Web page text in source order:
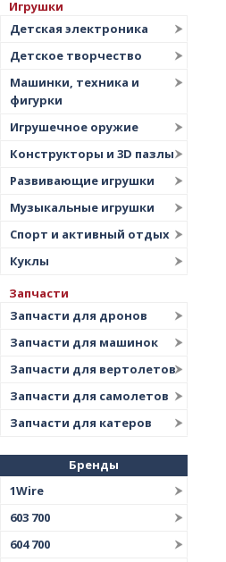
Игрушки
Детская электроника
Детское творчество
Машинки, техника и
фигурки
Игрушечное оружие
Конструкторы и 3D пазлы
Развивающие игрушки
Музыкальные игрушки
Спорт и активный отдых
Куклы
Запчасти
Запчасти для дронов
Запчасти для машинок
Запчасти для вертолетов
Запчасти для самолетов
Запчасти для катеров
Бренды
1Wire
603 700
604 700